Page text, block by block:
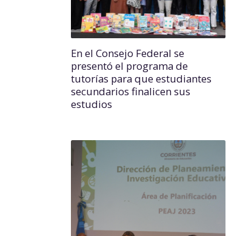
En el Consejo Federal se
presentó el programa de
tutorías para que estudiantes
secundarios finalicen sus
estudios